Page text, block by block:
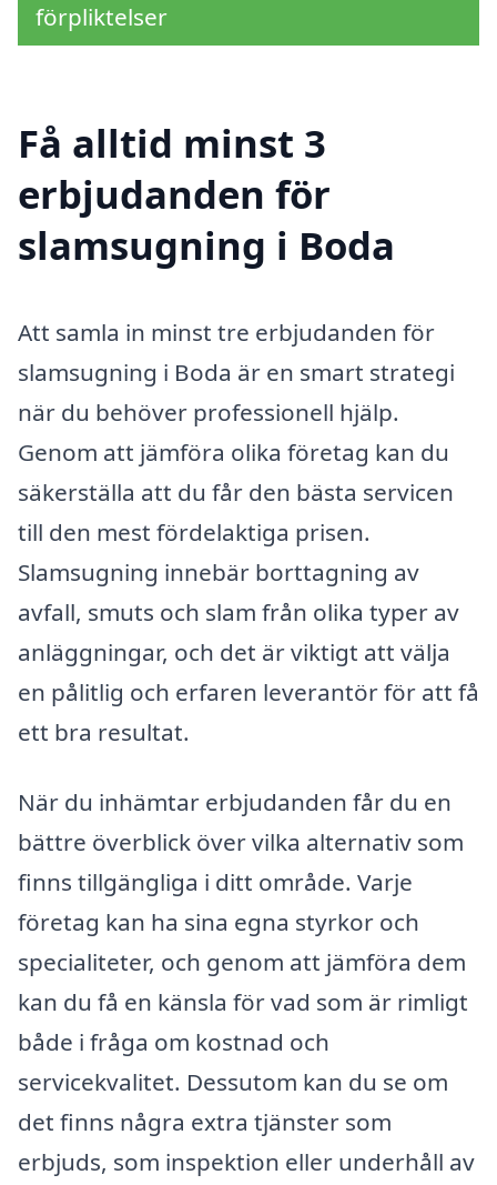
förpliktelser
Få alltid minst 3
erbjudanden för
slamsugning i Boda
Att samla in minst tre erbjudanden för
slamsugning i Boda är en smart strategi
när du behöver professionell hjälp.
Genom att jämföra olika företag kan du
säkerställa att du får den bästa servicen
till den mest fördelaktiga prisen.
Slamsugning innebär borttagning av
avfall, smuts och slam från olika typer av
anläggningar, och det är viktigt att välja
en pålitlig och erfaren leverantör för att få
ett bra resultat.
När du inhämtar erbjudanden får du en
bättre överblick över vilka alternativ som
finns tillgängliga i ditt område. Varje
företag kan ha sina egna styrkor och
specialiteter, och genom att jämföra dem
kan du få en känsla för vad som är rimligt
både i fråga om kostnad och
servicekvalitet. Dessutom kan du se om
det finns några extra tjänster som
erbjuds, som inspektion eller underhåll av